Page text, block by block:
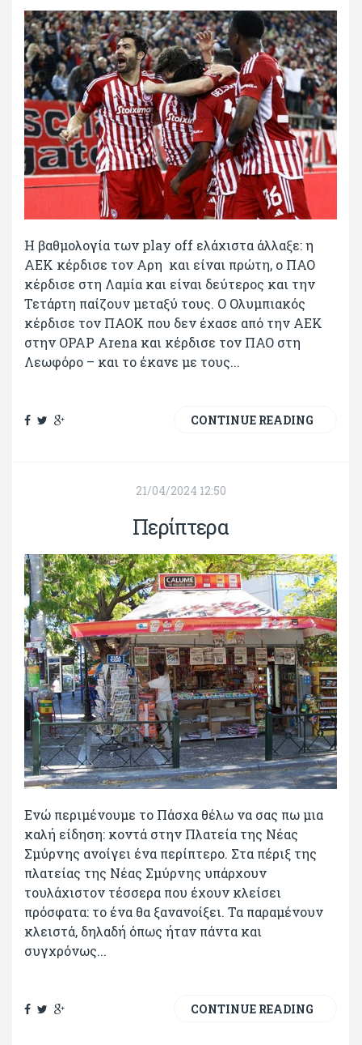
Η βαθμολογία των play off ελάχιστα άλλαξε: η
ΑΕΚ κέρδισε τον Αρη και είναι πρώτη, ο ΠΑΟ
κέρδισε στη Λαμία και είναι δεύτερος και την
Τετάρτη παίζουν μεταξύ τους. Ο Ολυμπιακός
κέρδισε τον ΠΑΟΚ που δεν έχασε από την ΑΕΚ
στην OPAP Arena και κέρδισε τον ΠΑΟ στη
Λεωφόρο – και το έκανε με τους...
CONTINUE READING
21/04/2024 12:50
Περίπτερα
Ενώ περιμένουμε το Πάσχα θέλω να σας πω μια
καλή είδηση: κοντά στην Πλατεία της Νέας
Σμύρνης ανοίγει ένα περίπτερο. Στα πέριξ της
πλατείας της Νέας Σμύρνης υπάρχουν
τουλάχιστον τέσσερα που έχουν κλείσει
πρόσφατα: το ένα θα ξανανοίξει. Τα παραμένουν
κλειστά, δηλαδή όπως ήταν πάντα και
συγχρόνως...
CONTINUE READING